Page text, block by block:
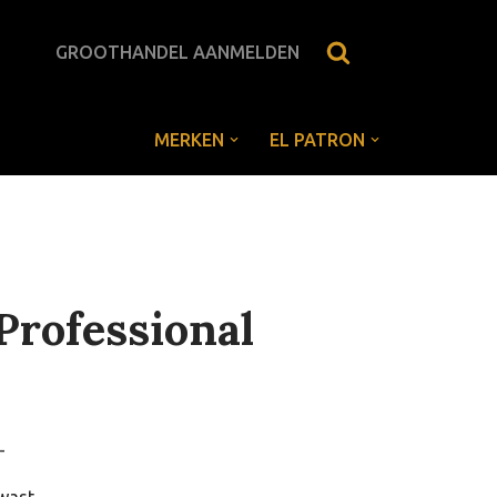
GROOTHANDEL AANMELDEN
MERKEN EL PATRON
-